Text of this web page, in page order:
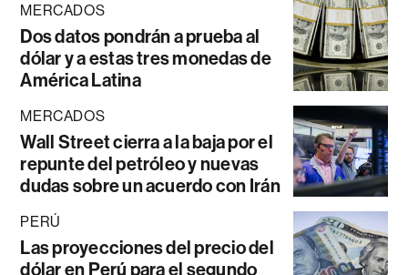
MERCADOS
Dos datos pondrán a prueba al
dólar y a estas tres monedas de
América Latina
MERCADOS
Wall Street cierra a la baja por el
repunte del petróleo y nuevas
dudas sobre un acuerdo con Irán
PERÚ
Las proyecciones del precio del
dólar en Perú para el segundo